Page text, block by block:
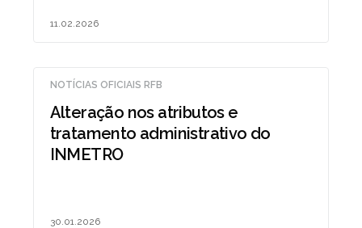
11.02.2026
NOTÍCIAS OFICIAIS RFB
Alteração nos atributos e
tratamento administrativo do
INMETRO
30.01.2026